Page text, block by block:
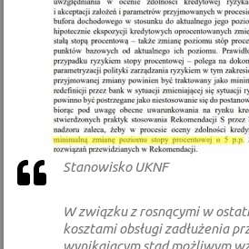
Stanowisko UKNF
W związku z rosnącymi w
kosztami obsługi zadłużenia
wynikającym stąd możliwym